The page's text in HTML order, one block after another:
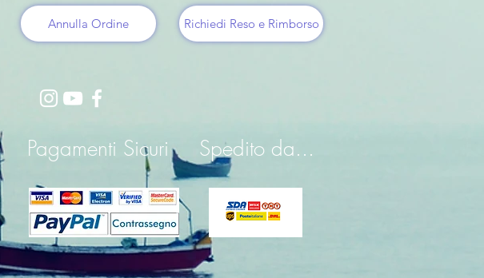
Annulla Ordine Richiedi Reso e Rimborso
Pagamenti Sicuri Spedito da...